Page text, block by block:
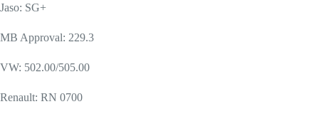
Jaso: SG+
MB Approval: 229.3
VW: 502.00/505.00
Renault: RN 0700